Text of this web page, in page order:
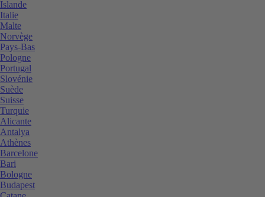
Islande
Italie
Malte
Norvège
Pays-Bas
Pologne
Portugal
Slovénie
Suède
Suisse
Turquie
Alicante
Antalya
Athènes
Barcelone
Bari
Bologne
Budapest